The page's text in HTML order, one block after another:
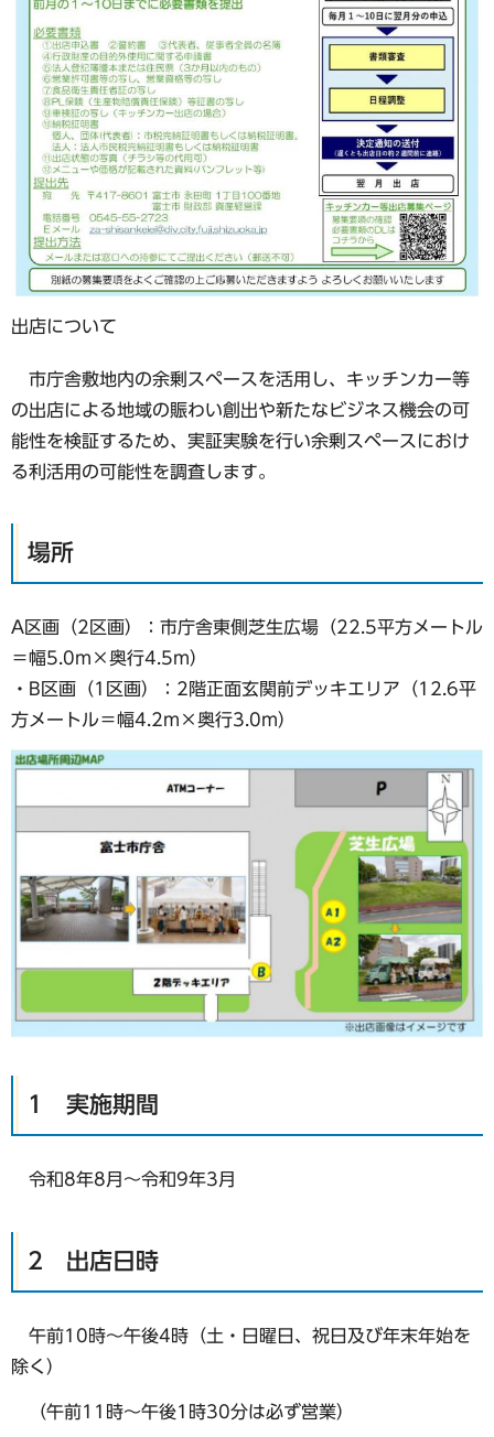
出店について
市庁舎敷地内の余剰スペースを活用し、キッチンカー等
の出店による地域の賑わい創出や新たなビジネス機会の可
能性を検証するため、実証実験を行い余剰スペースにおけ
る利活用の可能性を調査します。
場所
A区画（2区画）：市庁舎東側芝生広場（22.5平方メートル
＝幅5.0m×奥行4.5m）
・B区画（1区画）：2階正面玄関前デッキエリア（12.6平
方メートル＝幅4.2m×奥行3.0m）
1 実施期間
令和8年8月～令和9年3月
2 出店日時
午前10時～午後4時（土・日曜日、祝日及び年末年始を
除く）
（午前11時～午後1時30分は必ず営業）